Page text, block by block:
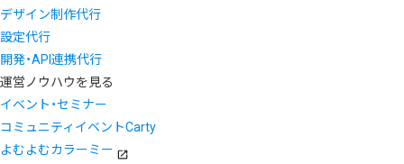
デザイン制作代行
設定代行
開発・API連携代行
運営ノウハウを見る
イベント・セミナー
コミュニティイベントCarty
よむよむカラーミー